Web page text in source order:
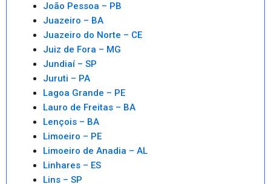
João Pessoa – PB
Juazeiro – BA
Juazeiro do Norte – CE
Juiz de Fora – MG
Jundiaí – SP
Juruti – PA
Lagoa Grande – PE
Lauro de Freitas – BA
Lençois – BA
Limoeiro – PE
Limoeiro de Anadia – AL
Linhares – ES
Lins – SP